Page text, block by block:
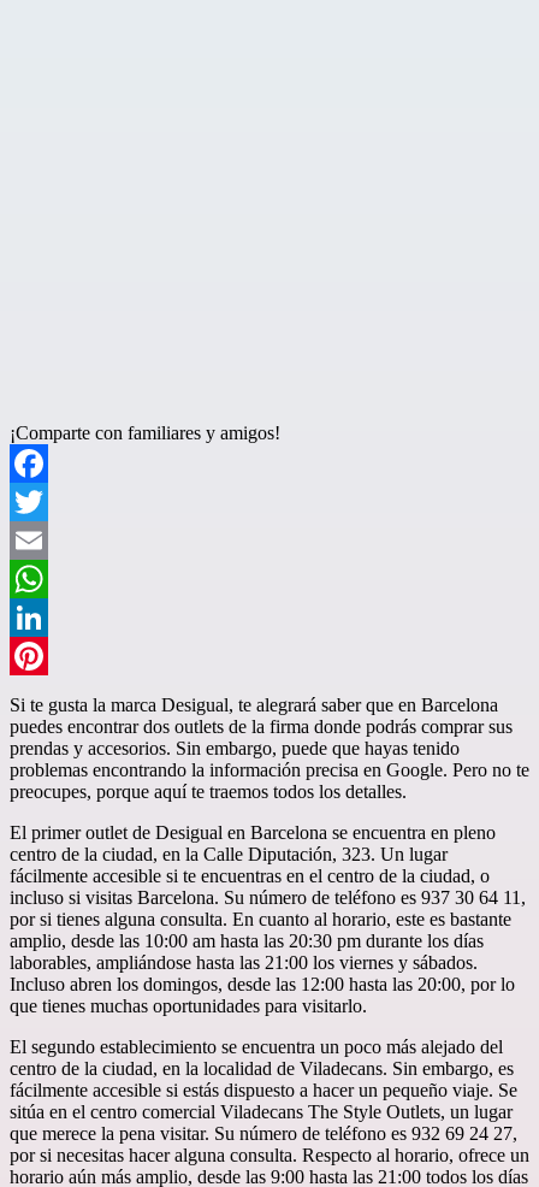
¡Comparte con familiares y amigos!
Facebook
Twitter
Email
WhatsApp
LinkedIn
Pinterest
Si te gusta la marca Desigual, te alegrará saber que en Barcelona
puedes encontrar dos outlets de la firma donde podrás comprar sus
prendas y accesorios. Sin embargo, puede que hayas tenido
problemas encontrando la información precisa en Google. Pero no te
preocupes, porque aquí te traemos todos los detalles.
El primer outlet de Desigual en Barcelona se encuentra en pleno
centro de la ciudad, en la Calle Diputación, 323. Un lugar
fácilmente accesible si te encuentras en el centro de la ciudad, o
incluso si visitas Barcelona. Su número de teléfono es 937 30 64 11,
por si tienes alguna consulta. En cuanto al horario, este es bastante
amplio, desde las 10:00 am hasta las 20:30 pm durante los días
laborables, ampliándose hasta las 21:00 los viernes y sábados.
Incluso abren los domingos, desde las 12:00 hasta las 20:00, por lo
que tienes muchas oportunidades para visitarlo.
El segundo establecimiento se encuentra un poco más alejado del
centro de la ciudad, en la localidad de Viladecans. Sin embargo, es
fácilmente accesible si estás dispuesto a hacer un pequeño viaje. Se
sitúa en el centro comercial Viladecans The Style Outlets, un lugar
que merece la pena visitar. Su número de teléfono es 932 69 24 27,
por si necesitas hacer alguna consulta. Respecto al horario, ofrece un
horario aún más amplio, desde las 9:00 hasta las 21:00 todos los días